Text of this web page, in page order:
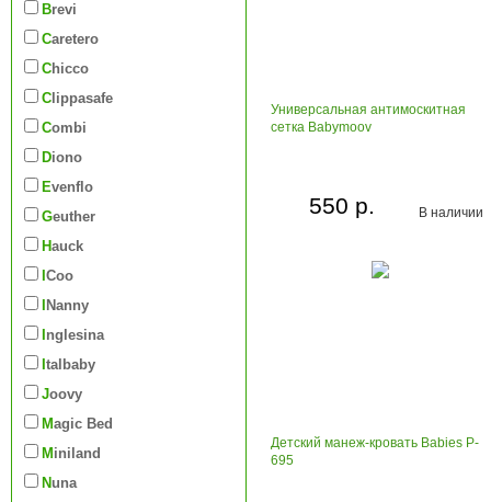
Brevi
Caretero
Chicco
Clippasafe
Combi
Diono
Evenflo
Geuther
Hauck
iCoo
iNanny
Inglesina
Italbaby
Joovy
Magic Bed
Miniland
Nuna
Универсальная антимоскитная
сетка Babymoov
В наличии
550 р.
Детский манеж-кровать Babies P-
695